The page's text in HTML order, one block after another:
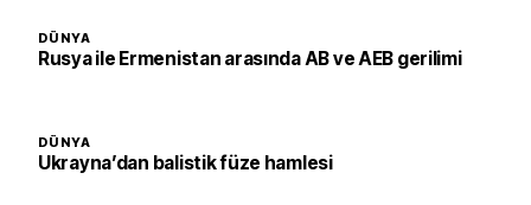
DÜNYA
Rusya ile Ermenistan arasında AB ve AEB gerilimi
DÜNYA
Ukrayna’dan balistik füze hamlesi